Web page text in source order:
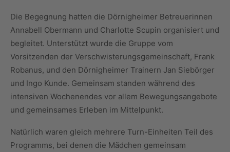
Die Begegnung hatten die Dörnigheimer Betreuerinnen
Annabell Obermann und Charlotte Scupin organisiert und
begleitet. Unterstützt wurde die Gruppe vom
Vorsitzenden der Verschwisterungsgemeinschaft, Frank
Robanus, und den Dörnigheimer Trainern Jan Siebörger
und Ingo Kunde. Gemeinsam standen während des
intensiven Wochenendes vor allem Bewegungsangebote
und gemeinsames Erleben im Mittelpunkt.
Natürlich waren gleich mehrere Turn-Einheiten Teil des
Programms, bei denen die Mädchen gemeinsam